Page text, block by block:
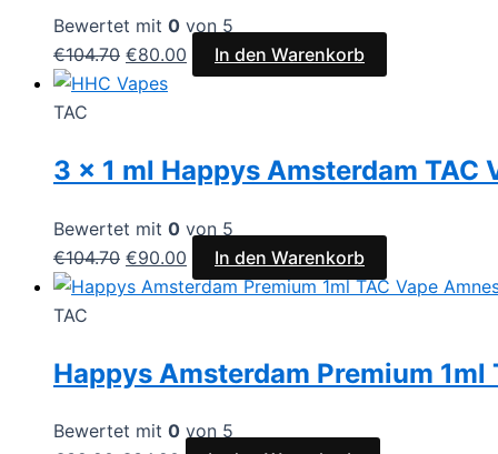
Bewertet mit 0 von 5
€104.70 Ursprünglicher
Preis
€80.00 Aktueller
Preis
In den Warenkorb
TAC
3 x 1 ml Happys Amsterdam TAC
Bewertet mit 0 von 5
€104.70 Ursprünglicher
Preis
€90.00 Aktueller
Preis
In den Warenkorb
TAC
Happys Amsterdam Premium 1ml
Bewertet mit 0 von 5